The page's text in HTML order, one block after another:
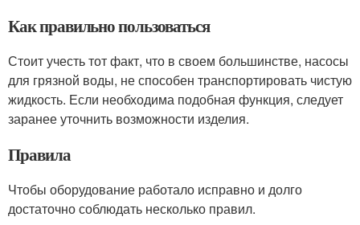
Как правильно пользоваться
Стоит учесть тот факт, что в своем большинстве, насосы
для грязной воды, не способен транспортировать чистую
жидкость. Если необходима подобная функция, следует
заранее уточнить возможности изделия.
Правила
Чтобы оборудование работало исправно и долго
достаточно соблюдать несколько правил.